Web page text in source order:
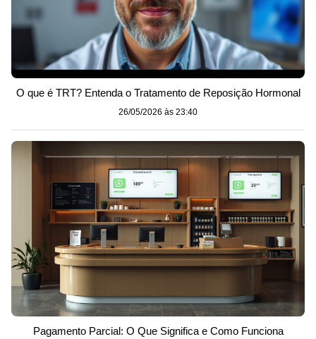
O que é TRT? Entenda o Tratamento de Reposição Hormonal
26/05/2026 às 23:40
Pagamento Parcial: O Que Significa e Como Funciona